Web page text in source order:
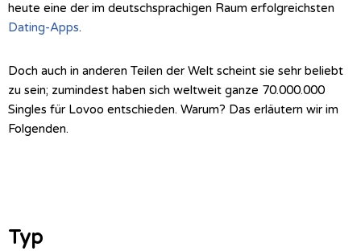
heute eine der im deutschsprachigen Raum erfolgreichsten
Dating-Apps.
Doch auch in anderen Teilen der Welt scheint sie sehr beliebt
zu sein; zumindest haben sich weltweit ganze 70.000.000
Singles für Lovoo entschieden. Warum? Das erläutern wir im
Folgenden.
Typ